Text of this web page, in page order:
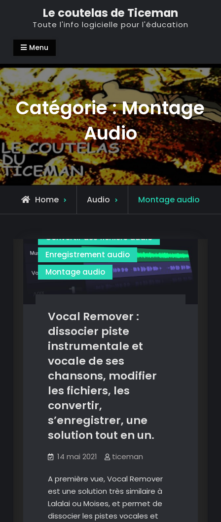
Le coutelas de Ticeman
Toute l'info logicielle pour l'éducation
Menu
Catégorie :Montage
Audio
Home Audio
Archive
for
Montage audio
Convertir des fichiers audio
Enregistrement audio
Montage audio
Vocal Remover :
dissocier piste
instrumentale et
vocale de ses
chansons, modifier
les fichiers, les
convertir,
s’enregistrer, une
solution tout en un.
14 mai 2021 ticeman
A première vue, Vocal Remover
est une solution très similaire à
Lalalai ou Moises, et permet de
dissocier les pistes vocales et